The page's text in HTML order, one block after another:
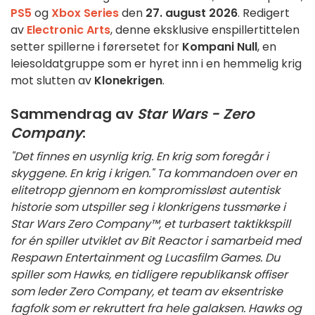
PS5 ogXbox Seriesden 27. august 2026. Redigert
av Electronic Arts, denne eksklusive enspillertittelen
setter spillerne i førersetet for Kompani Null, en
leiesoldatgruppe som er hyret inn i en hemmelig krig
mot slutten av Klonekrigen.
Sammendrag av Star Wars - Zero
Company:
"Det finnes en usynlig krig. En krig som foregår i
skyggene. En krig i krigen."Ta kommandoen over en
elitetropp gjennom en kompromissløst autentisk
historie som utspiller seg i klonkrigens tussmørke i
Star WarsZero Company™, et turbasert taktikkspill
for én spiller utviklet av Bit Reactor i samarbeid med
Respawn Entertainment og Lucasfilm Games. Du
spiller som Hawks, en tidligere republikansk offiser
som leder Zero Company, et team av eksentriske
fagfolk som er rekruttert fra hele galaksen. Hawks og